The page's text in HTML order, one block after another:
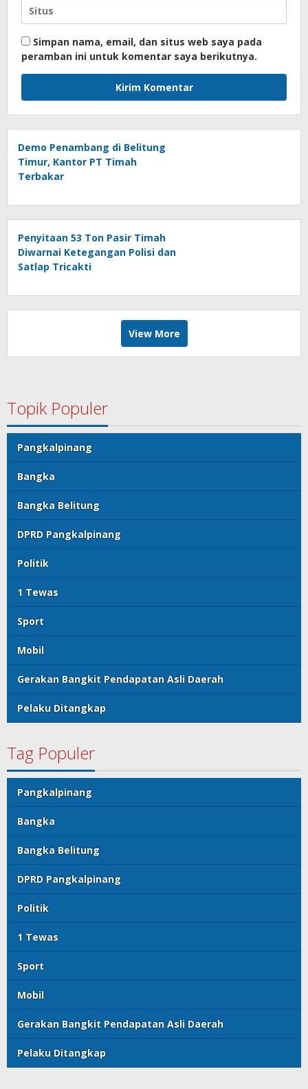
Simpan nama, email, dan situs web saya pada
peramban ini untuk komentar saya berikutnya.
Demo Penambang di Belitung
Timur, Kantor PT Timah
Terbakar
Penyitaan 53 Ton Pasir Timah
Diwarnai Ketegangan Polisi dan
Satlap Tricakti
View More
Topik Populer
Pangkalpinang
Bangka
Bangka Belitung
DPRD Pangkalpinang
Politik
1 Tewas
Sport
Mobil
Gerakan Bangkit Pendapatan Asli Daerah
Pelaku Ditangkap
Tag Populer
Pangkalpinang
Bangka
Bangka Belitung
DPRD Pangkalpinang
Politik
1 Tewas
Sport
Mobil
Gerakan Bangkit Pendapatan Asli Daerah
Pelaku Ditangkap